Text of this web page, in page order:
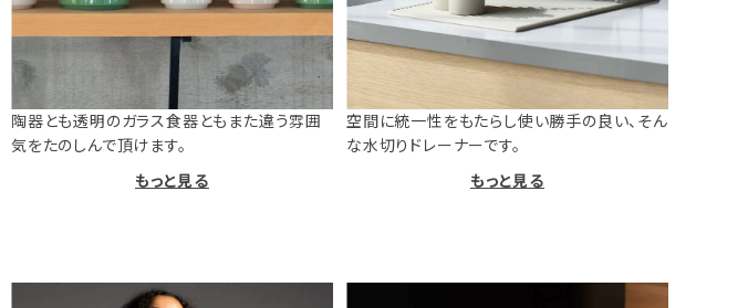
陶器とも透明のガラス食器ともまた違う雰囲
気をたのしんで頂けます。
もっと見る
空間に統一性をもたらし使い勝手の良い、そん
な水切りドレーナーです。
もっと見る